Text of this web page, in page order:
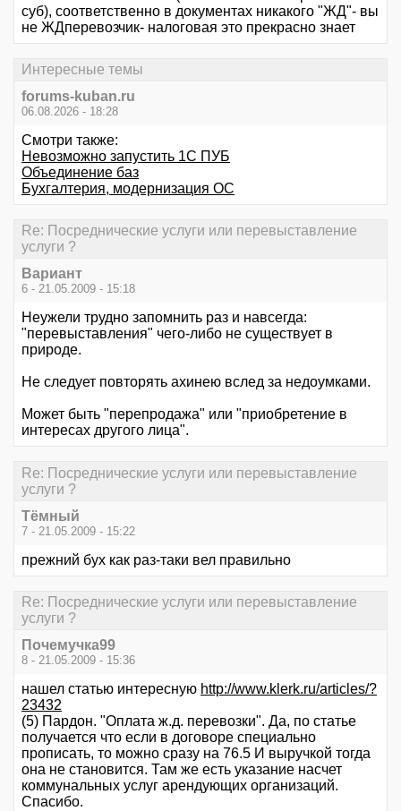
суб), соответственно в документах никакого "ЖД"- вы
не ЖДперевозчик- налоговая это прекрасно знает
Интересные темы
forums-kuban.ru
06.08.2026 - 18:28
Смотри также:
Невозможно запустить 1С ПУБ
Объединение баз
Бухгалтерия, модернизация ОС
Re: Посреднические услуги или перевыставление
услуги ?
Вариант
6 - 21.05.2009 - 15:18
Неужели трудно запомнить раз и навсегда:
"перевыставления" чего-либо не существует в
природе.
Не следует повторять ахинею вслед за недоумками.
Может быть "перепродажа" или "приобретение в
интересах другого лица".
Re: Посреднические услуги или перевыставление
услуги ?
Тёмный
7 - 21.05.2009 - 15:22
прежний бух как раз-таки вел правильно
Re: Посреднические услуги или перевыставление
услуги ?
Почемучка99
8 - 21.05.2009 - 15:36
нашел статью интересную http://www.klerk.ru/articles/?
23432
(5) Пардон. "Оплата ж.д. перевозки". Да, по статье
получается что если в договоре специально
прописать, то можно сразу на 76.5 И выручкой тогда
она не становится. Там же есть указание насчет
коммунальных услуг арендующих организаций.
Спасибо.